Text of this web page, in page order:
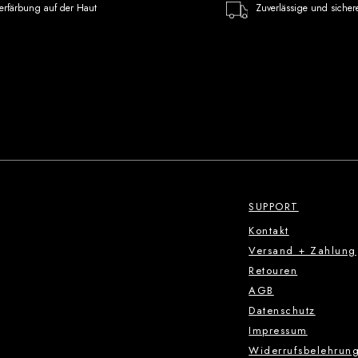
auf der Haut Zuverlässige und
SUPPORT
Kontakt
Versand + Zahlung
Retouren
AGB
Datenschutz
Impressum
Widerrufsbelehrung